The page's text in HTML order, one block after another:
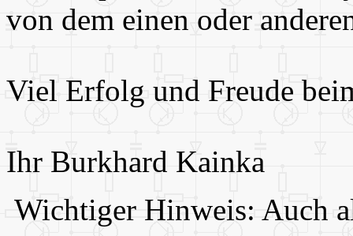
von dem einen oder
Viel Erfolg und Freude
Ihr Burkhard Kainka
Wichtiger Hinweis: Auch